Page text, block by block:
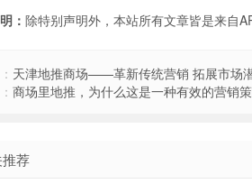
： 除特别声明外，本站所有文章皆是来自
天津地推商场——革新传统营销 拓展市场
商场里地推，为什么这是一种有效的营销
荐